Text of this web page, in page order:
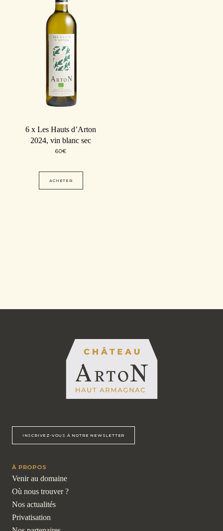
6 x Les Hauts d’Arton
2024, vin blanc sec
60€
ACHETER
INSCRIVEZ-VOUS À NOTRE NEWSLETTER
À PROPOS
Venir au domaine
Où nous trouver ?
Nos actualités
Privatisation